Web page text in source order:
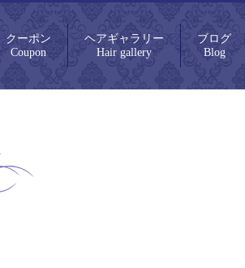
クーポン
Coupon
ヘアギャラリー
Hair gallery
ブログ
Blog